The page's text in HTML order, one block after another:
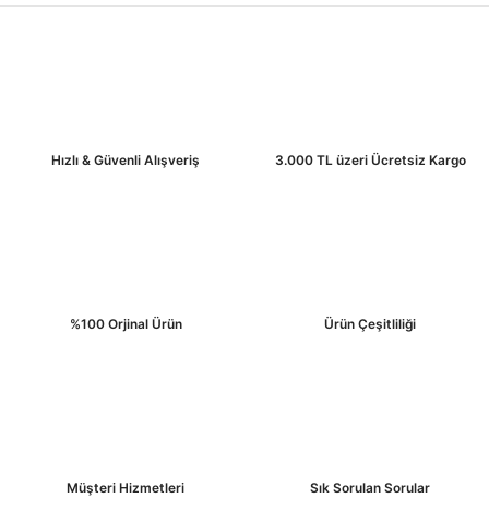
Hızlı & Güvenli Alışveriş 3.000 TL üzeri Ücretsiz Kargo
%100 Orjinal Ürün Ürün Çeşitliliği
Müşteri Hizmetleri Sık Sorulan Sorular